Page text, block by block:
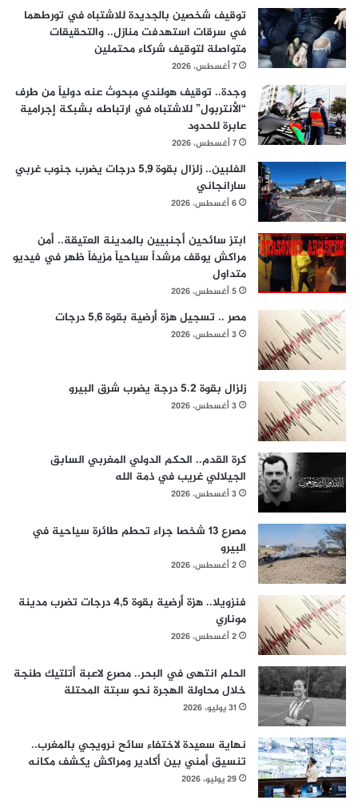
توقيف شخصين بالجديدة للاشتباه في تورطهما
في سرقات استهدفت منازل.. والتحقيقات
متواصلة لتوقيف شركاء محتملين
7 أغسطس، 2026
وجدة.. توقيف هولندي مبحوث عنه دولياً من طرف
“الأنتربول” للاشتباه في ارتباطه بشبكة إجرامية
عابرة للحدود
7 أغسطس، 2026
الفلبين.. زلزال بقوة 5,9 درجات يضرب جنوب غربي
سارانجاني
6 أغسطس، 2026
ابتز سائحين أجنبيين بالمدينة العتيقة.. أمن
مراكش يوقف مرشداً سياحياً مزيفاً ظهر في فيديو
متداول
5 أغسطس، 2026
مصر .. تسجيل هزة أرضية بقوة 5,6 درجات
3 أغسطس، 2026
زلزال بقوة 5.2 درجة يضرب شرق البيرو
3 أغسطس، 2026
كرة القدم.. الحكم الدولي المغربي السابق
الجيلالي غريب في ذمة الله
3 أغسطس، 2026
مصرع 13 شخصا جراء تحطم طائرة سياحية في
البيرو
2 أغسطس، 2026
فنزويلا.. هزة أرضية بقوة 4,5 درجات تضرب مدينة
موناري
2 أغسطس، 2026
الحلم انتهى في البحر.. مصرع لاعبة أتلتيك طنجة
خلال محاولة الهجرة نحو سبتة المحتلة
31 يوليو، 2026
نهاية سعيدة لاختفاء سائح نرويجي بالمغرب..
تنسيق أمني بين أكادير ومراكش يكشف مكانه
29 يوليو، 2026